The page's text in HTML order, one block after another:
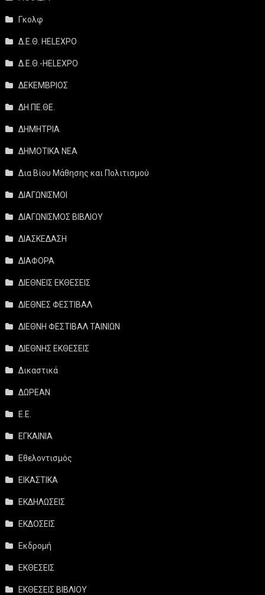
Γκολφ
Δ.Ε.Θ. HELEXPO
Δ.Ε.Θ.-HELEXPO
ΔΕΚΕΜΒΡΙΟΣ
ΔΗ.ΠΕ.ΘΕ.
ΔΗΜΗΤΡΙΑ
ΔΗΜΟΤΙΚΑ ΝΕΑ
Δια Βίου Μάθησης και Πολιτισμού
ΔΙΑΓΩΝΙΣΜΟΙ
ΔΙΑΓΩΝΙΣΜΟΣ ΒΙΒΛΙΟΥ
ΔΙΑΣΚΕΔΑΣΗ
ΔΙΑΦΟΡΑ
ΔΙΕΘΝΕΙΣ ΕΚΘΕΣΕΙΣ
ΔΙΕΘΝΕΣ ΦΕΣΤΙΒΑΛ
ΔΙΕΘΝΗ ΦΕΣΤΙΒΑΛ ΤΑΙΝΙΩΝ
ΔΙΕΘΝΗΣ ΕΚΘΕΣΕΙΣ
Δικαστικά
ΔΩΡΕΑΝ
Ε.Ε.
ΕΓΚΑΙΝΙΑ
Εθελοντισμός
ΕΙΚΑΣΤΙΚΑ
ΕΚΔΗΛΩΣΕΙΣ
ΕΚΔΟΣΕΙΣ
Εκδρομή
ΕΚΘΕΣΕΙΣ
ΕΚΘΕΣΕΙΣ ΒΙΒΛΙΟΥ